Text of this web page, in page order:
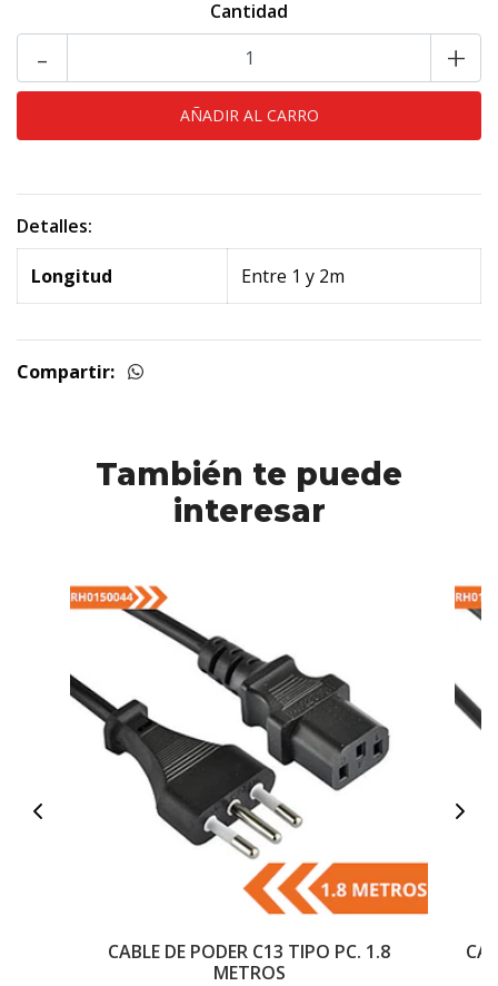
Cantidad
- +
Detalles:
Longitud Entre 1 y 2m
Compartir:
También te puede
interesar
CABLE DE PODER C13 TIPO PC. 1.8
METROS